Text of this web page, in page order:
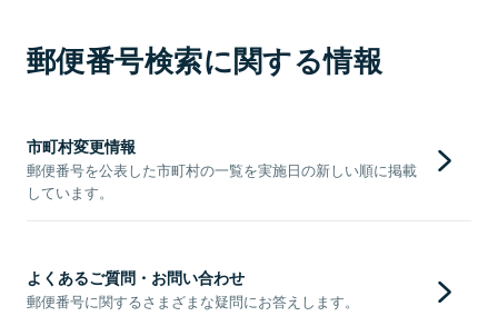
郵便番号検索に関する情報
市町村変更情報
郵便番号を公表した市町村の一覧を実施日の新しい順に掲載
しています。
よくあるご質問・お問い合わせ
郵便番号に関するさまざまな疑問にお答えします。